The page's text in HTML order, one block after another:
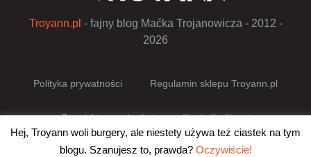
Troyann.pl - fajny blog Maćka Trojanowicza - 2012 -
2026
Polityka prywatności Regulamin sklepu Troyann.pl
Zaprojektowano i wdrożono wPixels On Fire.pl
Hej, Troyann woli burgery, ale niestety używa też ciastek na tym
blogu. Szanujesz to, prawda? Oczywiście!